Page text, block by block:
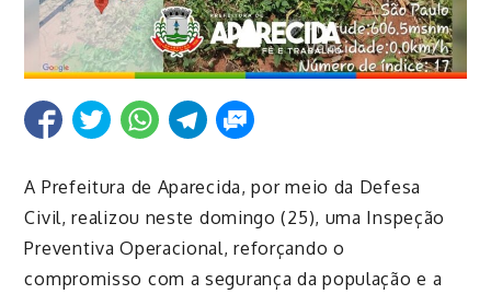
A Prefeitura de Aparecida, por meio da Defesa
Civil, realizou neste domingo (25), uma Inspeção
Preventiva Operacional, reforçando o
compromisso com a segurança da população e a